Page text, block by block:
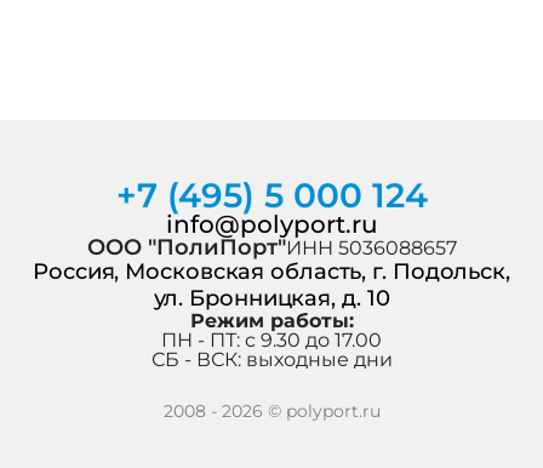
+7 (495) 5 000 124
info@polyport.ru
ООО "ПолиПорт"ИНН 5036088657
Россия, Московская область, г. Подольск,
ул. Бронницкая, д. 10
Режим работы:
ПН - ПТ: c 9.30 до 17.00
СБ - ВСК: выходные дни
2008 - 2026 © polyport.ru